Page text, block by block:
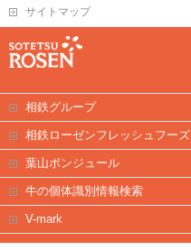
サイトマップ
相鉄グループ
相鉄ローゼンフレッシュフーズ
葉山ボンジュール
牛の個体識別情報検索
V-mark